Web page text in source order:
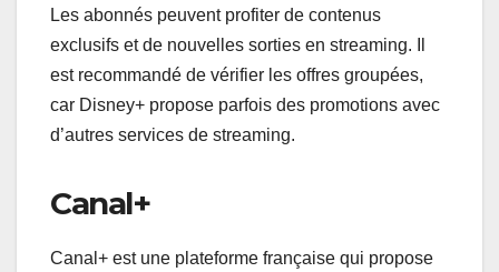
Les abonnés peuvent profiter de contenus
exclusifs et de nouvelles sorties en streaming. Il
est recommandé de vérifier les offres groupées,
car Disney+ propose parfois des promotions avec
d’autres services de streaming.
Canal+
Canal+ est une plateforme française qui propose